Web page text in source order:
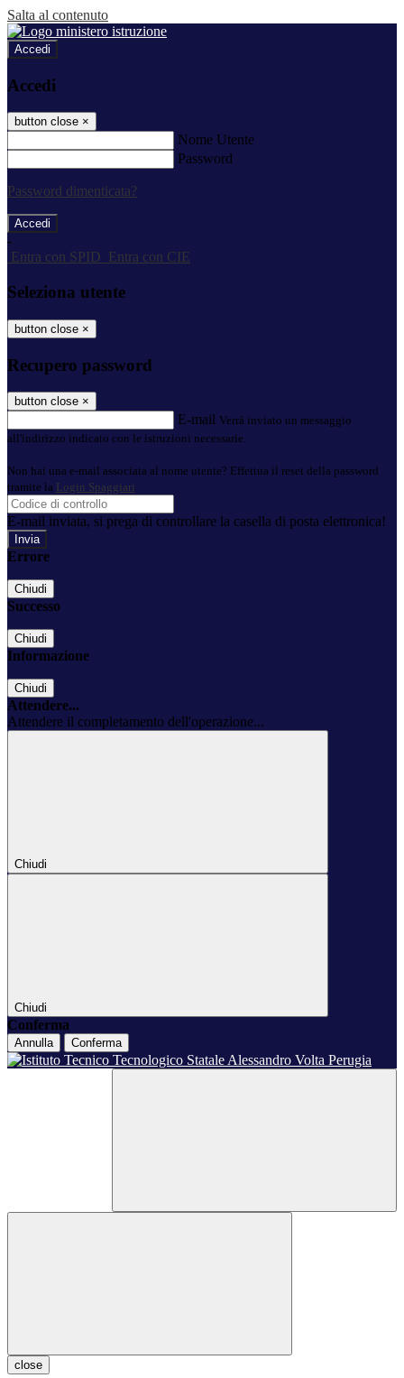
Salta al contenuto
Accedi
Accedi
button close ×
Nome Utente
Password
Password dimenticata?
-
Entra con SPID
Entra con CIE
Seleziona utente
button close ×
Recupero password
button close ×
E-mail Verrà inviato un messaggio
all'indirizzo indicato con le istruzioni necessarie.
Non hai una e-mail associata al nome utente? Effettua il reset della password
tramite la Login Spaggiari
E-mail inviata, si prega di controllare la casella di posta elettronica!
Errore
Chiudi
Successo
Chiudi
Informazione
Chiudi
Attendere...
Attendere il completamento dell'operazione...
Chiudi
Chiudi
Conferma
Annulla Conferma
close